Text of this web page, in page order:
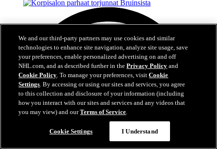
We and our third-party partners may use cookies and similar
technologies to enhance site navigation, analyze site usage, save
your preferences, enable personalized advertising on and off
NHL.com, and as described further in thePrivacy Policy and
Cookie Policy. To manage your preferences, visitCookie
Settings. By accessing or using our sites and services, you agree
to this collection and disclosure of your information (including
how you interact with our sites and services and any videos that
you may view) and ourTerms of Service.
Cookie Settings I Understand